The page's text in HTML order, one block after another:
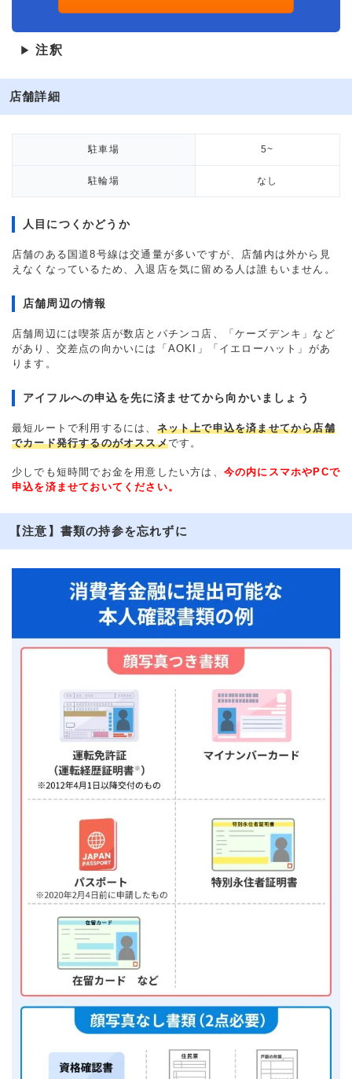
▶ 注釈
店舗詳細
駐車場 5~
駐輪場 なし
人目につくかどうか
店舗のある国道8号線は交通量が多いですが、店舗内は外から見
えなくなっているため、入退店を気に留める人は誰もいません。
店舗周辺の情報
店舗周辺には喫茶店が数店とパチンコ店、「ケーズデンキ」など
があり、交差点の向かいには「AOKI」「イエローハット」があ
ります。
アイフルへの申込を先に済ませてから向かいましょう
最短ルートで利用するには、 ネット上で申込を済ませてから店舗
でカード発行するのがオススメです。
少しでも短時間でお金を用意したい方は、 今の内にスマホやPCで
申込を済ませておいてください。
【注意】書類の持参を忘れずに